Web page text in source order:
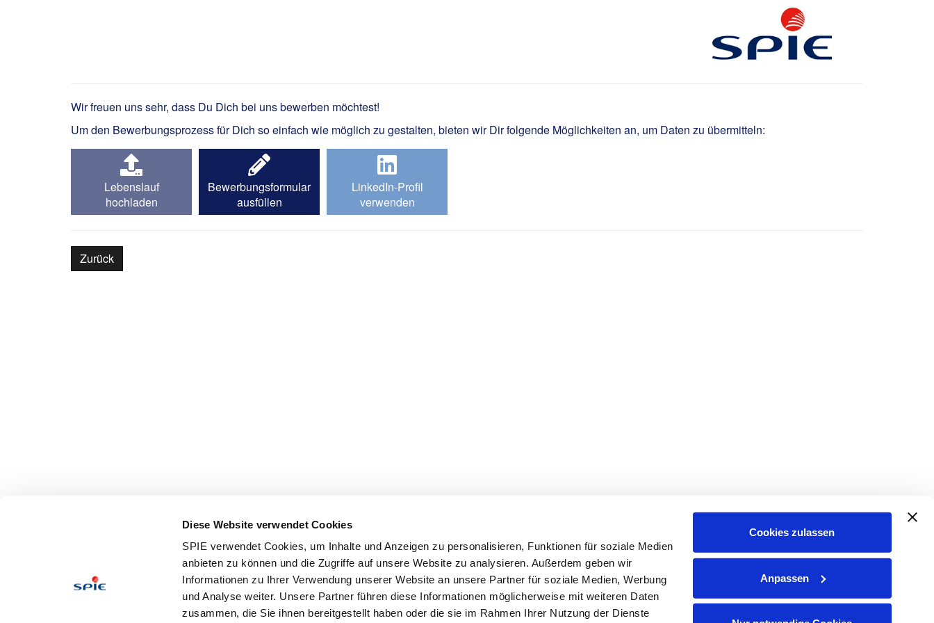
Diese Website verwendet Cookies
SPIE verwendet Cookies, um Inhalte und Anzeigen zu personalisieren, Funktionen für soziale Medien
anbieten zu können und die Zugriffe auf unsere Website zu analysieren. Außerdem geben wir
Informationen zu Ihrer Verwendung unserer Website an unsere Partner für soziale Medien, Werbung
und Analyse weiter. Unsere Partner führen diese Informationen möglicherweise mit weiteren Daten
zusammen, die Sie ihnen bereitgestellt haben oder die sie im Rahmen Ihrer Nutzung der Dienste
Cookies zulassen
Anpassen
Industriemechaniker im Rückbau kerntechnischer Anlagen m/w/d
Wir freuen uns sehr, dass Du Dich bei uns bewerben möchtest!
Um den Bewerbungsprozess für Dich so einfach wie möglich zu gestalten, bieten wir Dir folgende Möglichkeiten an, um Daten zu übermitteln:
Bewerbungsformular
ausfüllen
LinkedIn-Profil
verwenden
Lebenslauf
hochladen
Zurück